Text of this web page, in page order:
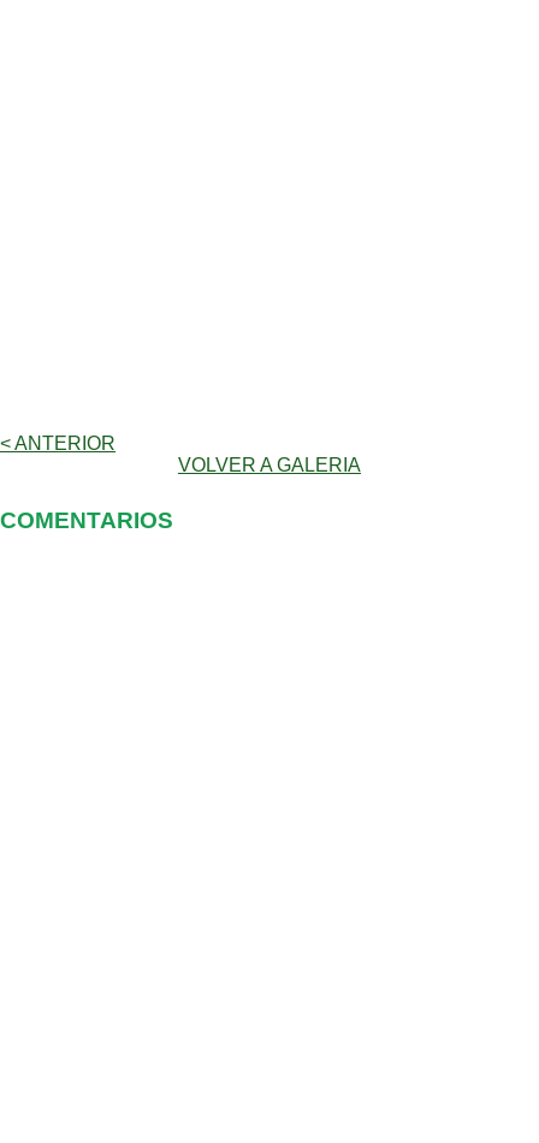
< ANTERIOR
VOLVER A GALERIA
COMENTARIOS